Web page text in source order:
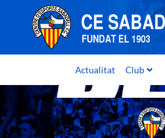
Actualitat Club